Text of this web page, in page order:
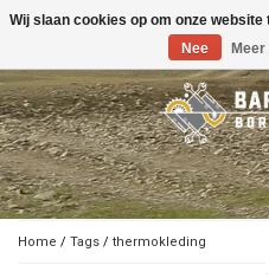
Toggle
Home / Tags / thermokleding
Wij slaan cookies op om onze
Nee